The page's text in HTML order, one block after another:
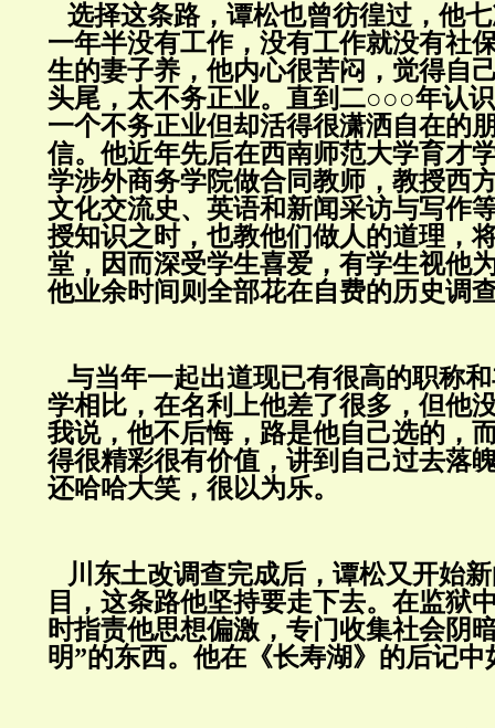
选择这条路，谭松也曾彷徨过，他
一年半没有工作，没有工作就没有社
生的妻子养，他内心很苦闷，觉得自
头尾，太不务正业。直到二○○○年认
一个不务正业但却活得很潇洒自在的
信。他近年先后在西南师范大学育才
学涉外商务学院做合同教师，教授西
文化交流史、英语和新闻采访与写作
授知识之时，也教他们做人的道理，
堂，因而深受学生喜爱，有学生视他
他业余时间则全部花在自费的历史调
与当年一起出道现已有很高的职称
学相比，在名利上他差了很多，但他
我说，他不后悔，路是他自己选的，
得很精彩很有价值，讲到自己过去落
还哈哈大笑，很以为乐。
川东土改调查完成后，谭松又开始
目，这条路他坚持要走下去。在监狱
时指责他思想偏激，专门收集社会阴
明”的东西。他在《长寿湖》的后记中